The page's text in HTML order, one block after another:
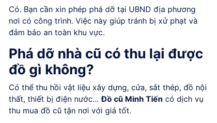
Có. Bạn cần xin phép phá dỡ tại UBND địa phương
nơi có công trình. Việc này giúp tránh bị xử phạt và
đảm bảo an toàn khu vực.
Phá dỡ nhà cũ có thu lại được
đồ gì không?
Có thể thu hồi vật liệu xây dựng, cửa, sắt thép, đồ nội
thất, thiết bị điện nước…Đồ cũ Minh Tiến có dịch vụ
thu mua đồ cũ tận nơi với giá tốt.